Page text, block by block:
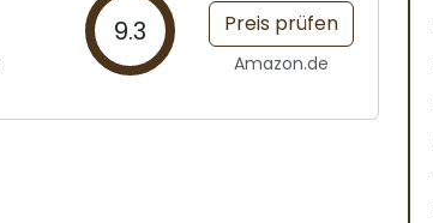
9.3 Preis prüfen
Amazon.de